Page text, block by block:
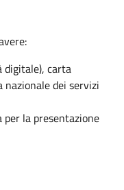
digitale), carta
nazionale dei servizi
la presentazione